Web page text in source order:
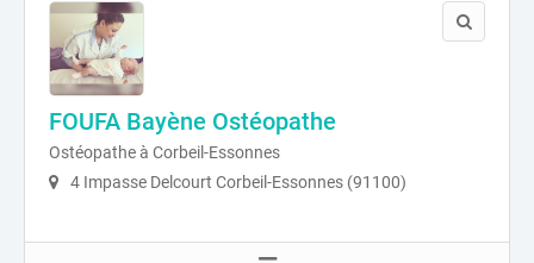
FOUFA Bayène Ostéopathe
Ostéopathe à Corbeil-Essonnes
4 Impasse Delcourt Corbeil-Essonnes (91100)